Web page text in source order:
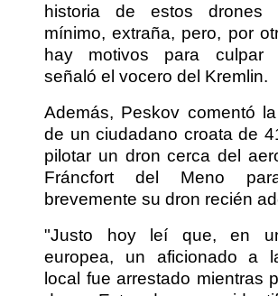
historia de estos drones
mínimo, extraña, pero, por
hay motivos para culpar
señaló el vocero del Kremlin.
Además, Peskov comentó
de un ciudadano croata de
pilotar un dron cerca del
Fráncfort del Meno
brevemente su dron recién
"Justo hoy leí que, en
europea, un aficionado a
local fue arrestado mientras